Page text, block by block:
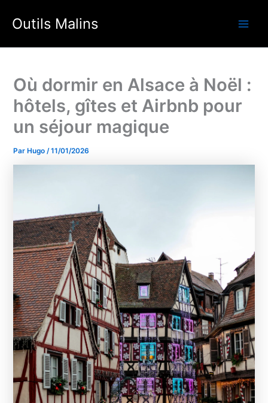
Outils Malins
Où dormir en Alsace à Noël :
hôtels, gîtes et Airbnb pour
un séjour magique
ParHugo /11/01/2026